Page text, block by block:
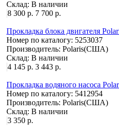
Склад: В наличии
8 300 р. 7 700 р.
Прокладка блока двигателя
Номер по каталогу: 5253037
Производитель: Polaris(США)
Склад: В наличии
4 145 р. 3 443 р.
Прокладка водяного насоса
Номер по каталогу: 5412954
Производитель: Polaris(США)
Склад: В наличии
3 350 р.